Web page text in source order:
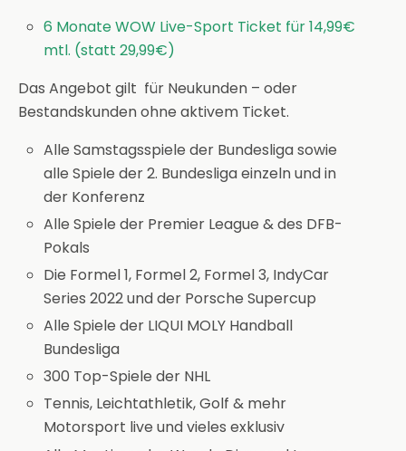
6 Monate WOW Live-Sport Ticket für 14,99€
mtl. (statt 29,99€)
Das Angebot gilt für Neukunden – oder
Bestandskunden ohne aktivem Ticket.
Alle Samstagsspiele der Bundesliga sowie
alle Spiele der 2. Bundesliga einzeln und in
der Konferenz
Alle Spiele der Premier League & des DFB-
Pokals
Die Formel 1, Formel 2, Formel 3, IndyCar
Series 2022 und der Porsche Supercup
Alle Spiele der LIQUI MOLY Handball
Bundesliga
300 Top-Spiele der NHL
Tennis, Leichtathletik, Golf & mehr
Motorsport live und vieles exklusiv